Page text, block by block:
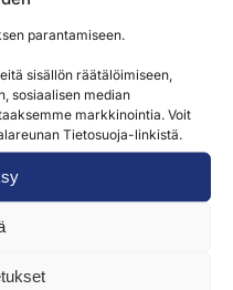
parantamiseen.
sisällön räätälöimiseen,
sosiaalisen median
markkinointia. Voit
Tietosuoja-linkistä.
8.00–15.00